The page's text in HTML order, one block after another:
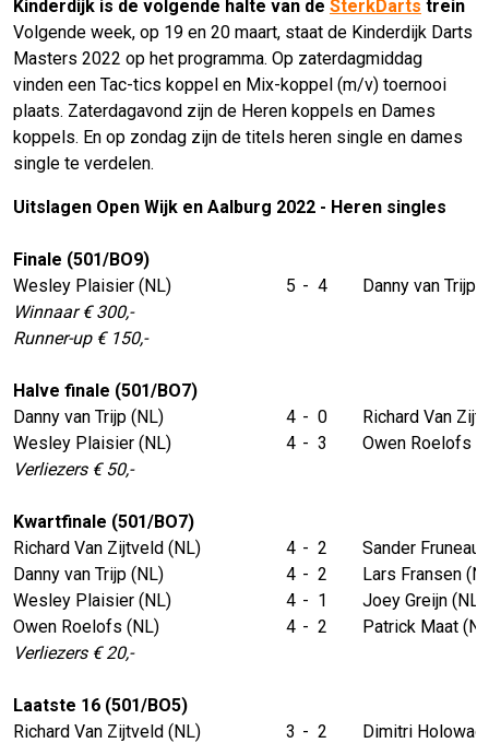
Kinderdijk is de volgende halte van de SterkDarts trein
Volgende week, op 19 en 20 maart, staat de Kinderdijk Darts
Masters 2022 op het programma. Op zaterdagmiddag
vinden een Tac-tics koppel en Mix-koppel (m/v) toernooi
plaats. Zaterdagavond zijn de Heren koppels en Dames
koppels. En op zondag zijn de titels heren single en dames
single te verdelen.
Uitslagen Open Wijk en Aalburg 2022 - Heren singles
Finale (501/BO9)
Wesley Plaisier (NL)
5 - 4
Danny van Trijp
Winnaar € 300,-
Runner-up € 150,-
Halve finale (501/BO7)
Danny van Trijp (NL)
4 - 0
Richard Van
Wesley Plaisier (NL)
4 - 3
Owen Roelofs
Verliezers € 50,-
Kwartfinale (501/BO7)
Richard Van Zijtveld (NL)
4 - 2
Sander
Danny van Trijp (NL)
4 - 2
Lars Fransen
Wesley Plaisier (NL)
4 - 1
Joey Greijn (NL)
Owen Roelofs (NL)
4 - 2
Patrick Maat
Verliezers € 20,-
Laatste 16 (501/BO5)
Richard Van Zijtveld (NL)
3 - 2
Dimitri